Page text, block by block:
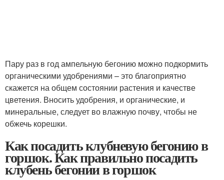
Пару раз в год ампельную бегонию можно подкормить
органическими удобрениями – это благоприятно
скажется на общем состоянии растения и качестве
цветения. Вносить удобрения, и органические, и
минеральные, следует во влажную почву, чтобы не
обжечь корешки.
Как посадить клубневую бегонию в
горшок. Как правильно посадить
клубень бегонии в горшок